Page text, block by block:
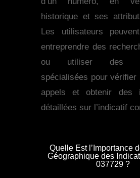
historique et ses
Les utilisateurs
entreprendre des
ou utiliser des
spécialisées pour vérifier
appels et obtenir des
détaillées sur l’indicatif
Quelle Est l’Importance
Géographique des
037729 ?